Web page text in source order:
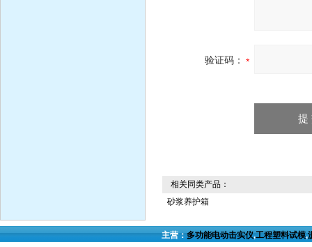
验证码：
相关同类产品：
砂浆养护箱
主营：多功能电动击实仪,工程塑料试模,